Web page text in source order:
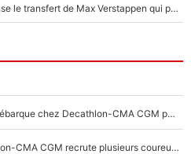
F1 - Une légende de McLaren refuse le transfert de Max Verstappen qui pourrait «faire des vagues» et plomber l'ambiance dans l'équipe
Un coéquipier de Tadej Pogacar débarque chez Decathlon-CMA CGM pour épauler Paul Seixas : «Mes meilleures années sont à venir»
«Le budget a augmenté» : Decathlon-CMA CGM recrute plusieurs coureurs pour offrir à Paul Seixas une équipe pour gagner le Tour de France 2027